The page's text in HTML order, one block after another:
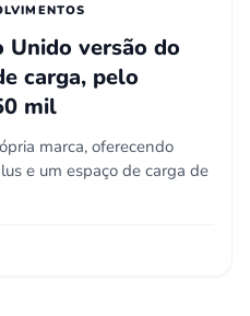
Unido versão do
carga, pelo
mil
marca, oferecendo
e um espaço de carga de